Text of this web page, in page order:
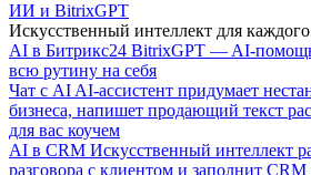
ИИ и BitrixGPT
Искусственный интеллект для каждого
AI в Битрикс24 BitrixGPT — AI-
всю рутину на себя
Чат с AI AI-ассистент придумает
бизнеса, напишет продающий текст
для вас коучем
AI в CRM Искусственный интеллект
разговора с клиентом и заполнит CRM